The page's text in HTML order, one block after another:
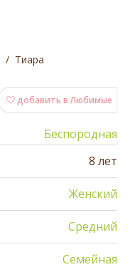
Тиара
добавить в Любимые
Беспородная
8 лет
Женский
Средний
Семейная